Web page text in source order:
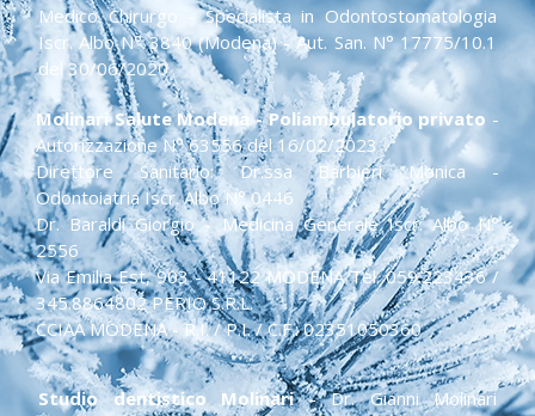
Medico Chirurgo - Specialista in Odontostomatologia
Iscr. Albo N° 3840 (Modena) - Aut. San. N° 17775/10.1
del 30/06/2020
Molinari Salute Modena - Poliambulatorio privato -
Autorizzazione N° 63556 del 16/02/2023
Direttore Sanitario: Dr.ssa Barbieri Monica -
Odontoiatria Iscr. Albo N° 0446
Dr. Baraldi Giorgio - Medicina Generale Iscr. Albo N°
2556
Via Emilia Est, 903 - 41122 MODENA Tel. 059.223436 /
345.8864802 PERIO S.R.L.
CCIAA MODENA - R.I. / P.I. / C.F.: 02351050360
Studio dentistico Molinari- Dr. Gianni Molinari